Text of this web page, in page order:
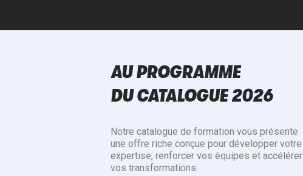
AU PROGRAMME
DU CATALOGUE 2026
Notre catalogue de formation vous présente
une offre riche conçue pour développer votre
expertise, renforcer vos équipes et accélérer
vos transformations.